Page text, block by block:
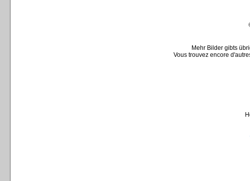
Mehr Bilder gibts
Vous trouvez encore